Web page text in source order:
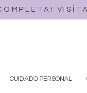
CUIDADO PERSONAL